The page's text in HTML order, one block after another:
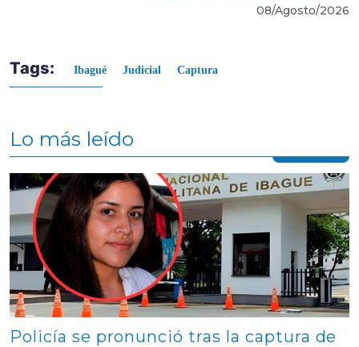
08/Agosto/2026
Tags: Ibagué Judicial Captura
Lo más leído
Contenido multimedia principal
Policía se pronunció tras la captura de